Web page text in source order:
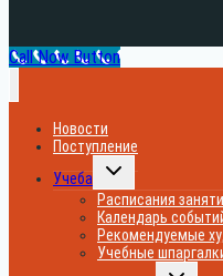
Call Now Button
Новости
Поступление
Учеба
Переключить
меню
Расписания
Календарь
Рекомендуемые
Учебные